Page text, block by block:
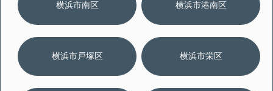
横浜市南区 横浜市港南区
横浜市戸塚区 横浜市栄区